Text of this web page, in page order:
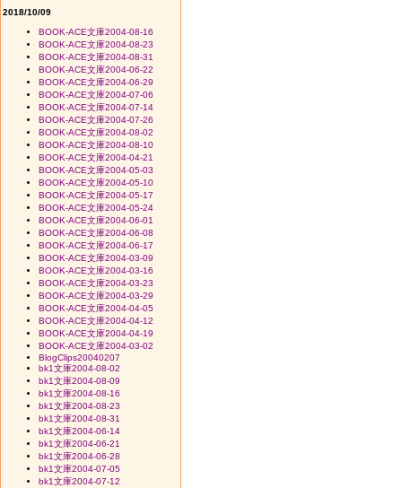
2018/10/09
BOOK-ACE文庫2004-08-16
BOOK-ACE文庫2004-08-23
BOOK-ACE文庫2004-08-31
BOOK-ACE文庫2004-06-22
BOOK-ACE文庫2004-06-29
BOOK-ACE文庫2004-07-06
BOOK-ACE文庫2004-07-14
BOOK-ACE文庫2004-07-26
BOOK-ACE文庫2004-08-02
BOOK-ACE文庫2004-08-10
BOOK-ACE文庫2004-04-21
BOOK-ACE文庫2004-05-03
BOOK-ACE文庫2004-05-10
BOOK-ACE文庫2004-05-17
BOOK-ACE文庫2004-05-24
BOOK-ACE文庫2004-06-01
BOOK-ACE文庫2004-06-08
BOOK-ACE文庫2004-06-17
BOOK-ACE文庫2004-03-09
BOOK-ACE文庫2004-03-16
BOOK-ACE文庫2004-03-23
BOOK-ACE文庫2004-03-29
BOOK-ACE文庫2004-04-05
BOOK-ACE文庫2004-04-12
BOOK-ACE文庫2004-04-19
BOOK-ACE文庫2004-03-02
BlogClips20040207
bk1文庫2004-08-02
bk1文庫2004-08-09
bk1文庫2004-08-16
bk1文庫2004-08-23
bk1文庫2004-08-31
bk1文庫2004-06-14
bk1文庫2004-06-21
bk1文庫2004-06-28
bk1文庫2004-07-05
bk1文庫2004-07-12